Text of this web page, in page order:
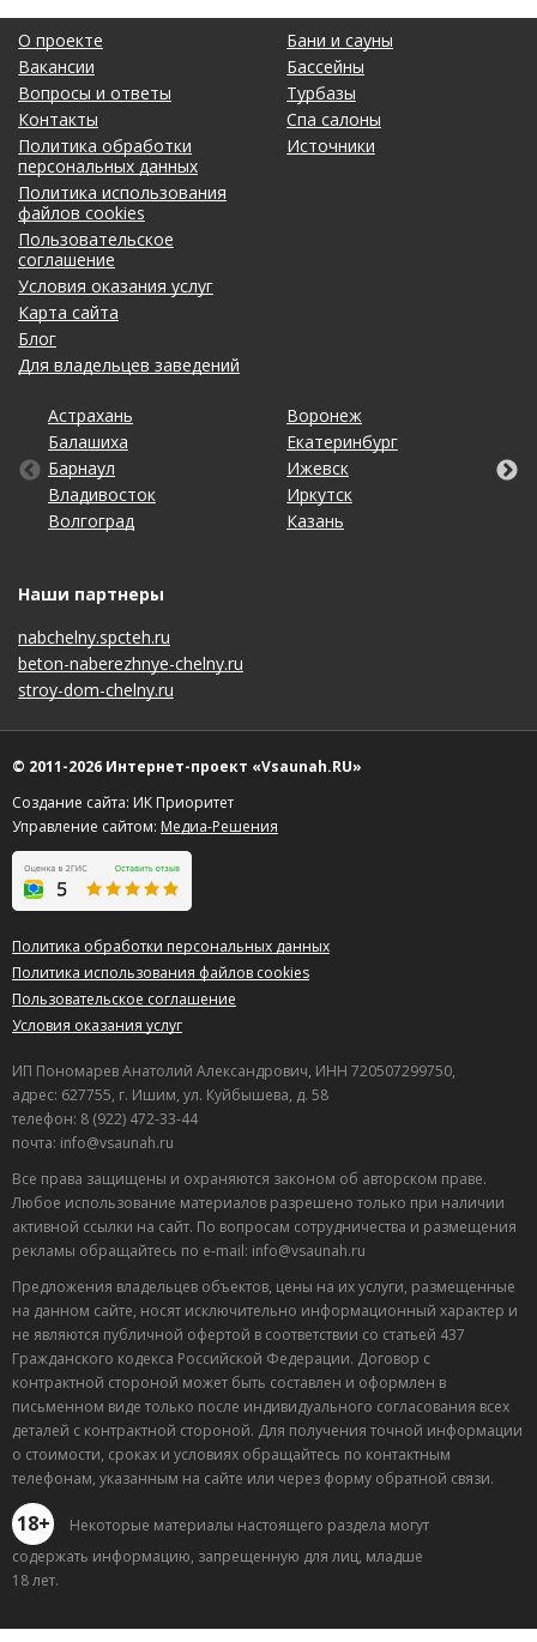
О проекте
Вакансии
Вопросы и ответы
Контакты
Политика обработки
персональных данных
Политика использования
файлов cookies
Пользовательское
соглашение
Условия оказания услуг
Карта сайта
Блог
Для владельцев заведений
Бани и сауны
Бассейны
Турбазы
Спа салоны
Источники
Астрахань
Балашиха
Барнаул
Владивосток
Волгоград
Воронеж
Екатеринбург
Ижевск
Иркутск
Казань
Калининград
Кемерово
Киров
Краснодар
Красноярск
Липецк
Махачкала
Москва
Нижний Новгород
Новосибирск
Омск
Оренбург
Пенза
Пермь
Ростов-на-Дону
Рязань
Самара
Санкт-Петербург
Саратов
Ставрополь
Тольятти
Томск
Тула
Тюмень
Ульяновск
Уфа
Хабаровск
Чебоксары
Челябинск
Ярославль
Наши партнеры
nabchelny.spcteh.ru
beton-naberezhnye-chelny.ru
stroy-dom-chelny.ru
© 2011-2026 Интернет-проект «Vsaunah.RU»
Создание сайта: ИК Приоритет
Управление сайтом: Медиа-Решения
Политика обработки персональных данных
Политика использования файлов cookies
Пользовательское соглашение
Условия оказания услуг
ИП Пономарев Анатолий Александрович, ИНН 720507299750,
адрес: 627755, г. Ишим, ул. Куйбышева, д. 58
телефон: 8 (922) 472-33-44
почта: info@vsaunah.ru
Все права защищены и охраняются законом об авторском праве.
Любое использование материалов разрешено только при наличии
активной ссылки на сайт. По вопросам сотрудничества и размещения
рекламы обращайтесь по e-mail: info@vsaunah.ru
Предложения владельцев объектов, цены на их услуги, размещенные
на данном сайте, носят исключительно информационный характер и
не являются публичной офертой в соответствии со статьей 437
Гражданского кодекса Российской Федерации. Договор с
контрактной стороной может быть составлен и оформлен в
письменном виде только после индивидуального согласования всех
деталей с контрактной стороной. Для получения точной информации
о стоимости, сроках и условиях обращайтесь по контактным
телефонам, указанным на сайте или через форму обратной связи.
18+
Некоторые материалы настоящего раздела могут
содержать информацию, запрещенную для лиц, младше
18 лет.